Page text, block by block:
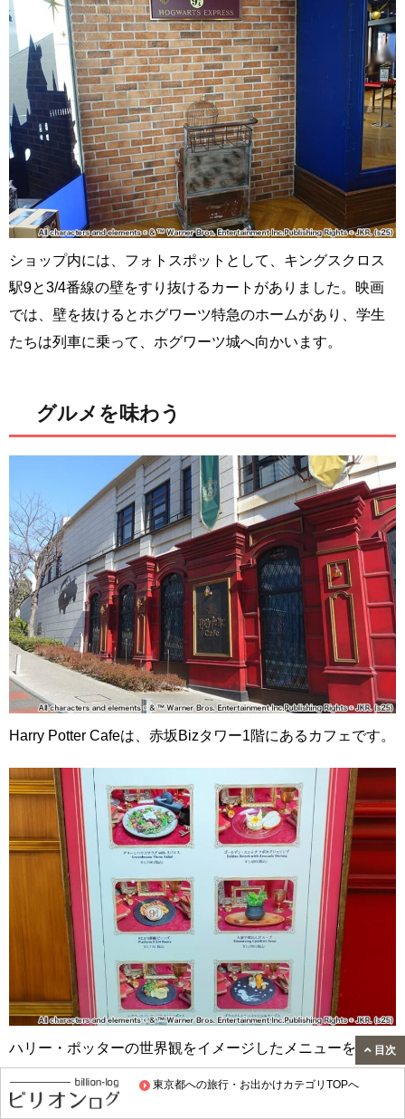
東京都への旅行・お出かけカテゴリTOPへ
ショップ内には、フォトスポットとして、キングスクロス
駅9と3/4番線の壁をすり抜けるカートがありました。映画
では、壁を抜けるとホグワーツ特急のホームがあり、学生
たちは列車に乗って、ホグワーツ城へ向かいます。
グルメを味わう
Harry Potter Cafeは、赤坂Bizタワー1階にあるカフェです。
ハリー・ポッターの世界観をイメージしたメニューを楽し
むことができます。
目次